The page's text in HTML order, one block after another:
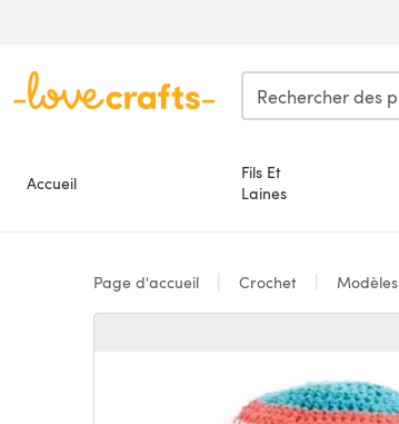
Accueil
Fils Et
Laines
Page d'accueil Crochet Modèles